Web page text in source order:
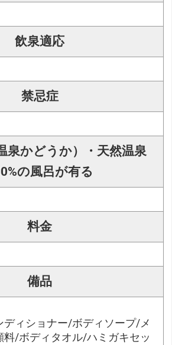
飲泉適応
禁忌症
泉かどうか）・天然温泉
の風呂が有る
料金
備品
ディショナー/ボディソープ/メ
料/ボディタオル/ハミガキセッ